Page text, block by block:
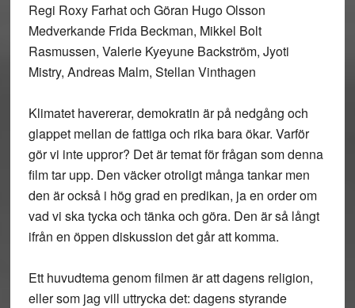
Regi Roxy Farhat och Göran Hugo Olsson
Medverkande Frida Beckman, Mikkel Bolt
Rasmussen, Valerie Kyeyune Backström, Jyoti
Mistry, Andreas Malm, Stellan Vinthagen
Klimatet havererar, demokratin är på nedgång och
glappet mellan de fattiga och rika bara ökar. Varför
gör vi inte uppror? Det är temat för frågan som denna
film tar upp. Den väcker otroligt många tankar men
den är också i hög grad en predikan, ja en order om
vad vi ska tycka och tänka och göra. Den är så långt
ifrån en öppen diskussion det går att komma.
Ett huvudtema genom filmen är att dagens religion,
eller som jag vill uttrycka det: dagens styrande